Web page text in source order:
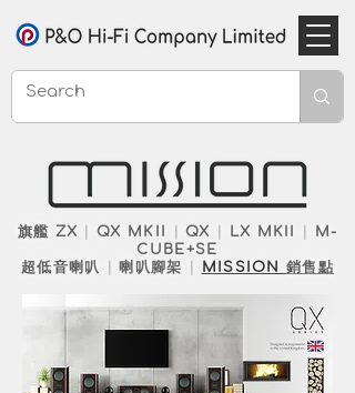
旗艦 ZX QX MKII QX LX MKII
M-
CUBE+SE
超低音喇叭
喇叭腳架 MISSION銷售點